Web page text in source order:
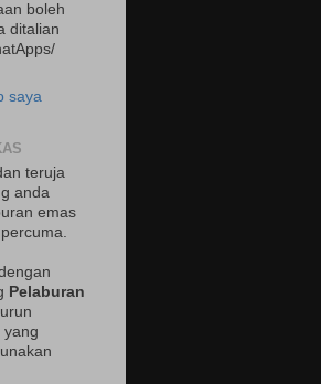
boleh
ditalian
saya
teruja
anda
emas
Pelaburan
yang